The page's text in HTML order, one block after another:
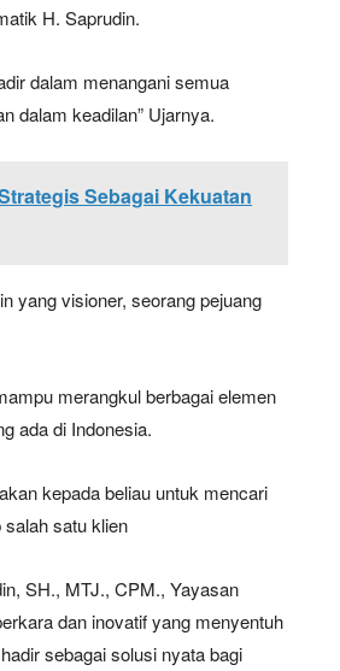
H. Saprudin.
dalam menangani semua
dalam keadilan” Ujarnya.
Sebagai Kekuatan
yang visioner, seorang pejuang
merangkul berbagai elemen
ada di Indonesia.
kepada beliau untuk mencari
salah satu klien
SH., MTJ., CPM., Yayasan
dan inovatif yang menyentuh
sebagai solusi nyata bagi